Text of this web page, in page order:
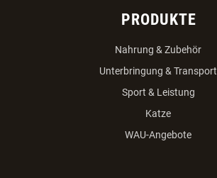
PRODUKTE
Nahrung & Zubehör
Unterbringung & Transport
Sport & Leistung
Katze
WAU-Angebote